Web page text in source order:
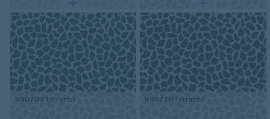
990709Terrazzo 990710Terrazzo